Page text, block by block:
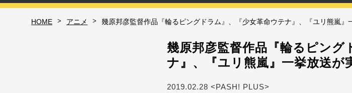
HOME > アニメ > 幾原邦彦監督作品『輪るピングドラム』、『少女革命ウテナ』、『ユリ熊嵐』
幾原邦彦監督作品『輪るピング
ナ』、『ユリ熊嵐』一挙放送が
2019.02.28 <PASH! PLUS>